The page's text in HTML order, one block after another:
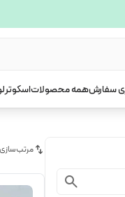
سفارشهمه محصولاتاسکوتر